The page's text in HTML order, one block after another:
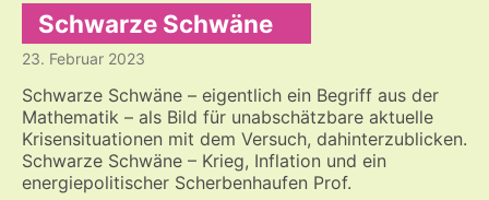
Frieden
werden?
dem
Heilenden
Schwarze Schwäne
23. Februar 2023
Schwarze Schwäne – eigentlich ein Begriff aus der
Mathematik – als Bild für unabschätzbare aktuelle
Krisensituationen mit dem Versuch, dahinterzublicken.
Schwarze Schwäne – Krieg, Inflation und ein
energiepolitischer Scherbenhaufen Prof.